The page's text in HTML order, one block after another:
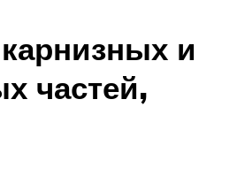
и
частей,